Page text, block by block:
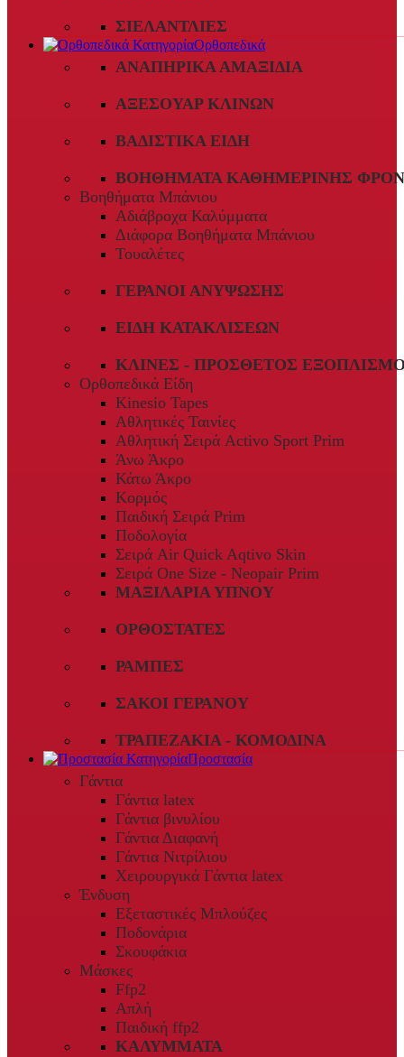
ΣΙΕΛΑΝΤΛΊΕΣ
Ορθοπεδικά
ΑΝΑΠΗΡΙΚΆ ΑΜΑΞΊΔΙΑ
ΑΞΕΣΟΥΆΡ ΚΛΙΝΏΝ
ΒΑΔΙΣΤΙΚΆ ΕΊΔΗ
ΒΟΗΘΉΜΑΤΑ ΚΑΘΗΜΕΡΙΝΉΣ
Βοηθήματα Μπάνιου
Αδιάβροχα Καλύμματα
Διάφορα Βοηθήματα Μπάνιου
Τουαλέτες
ΓΕΡΑΝΟΊ ΑΝΎΨΩΣΗΣ
ΕΊΔΗ ΚΑΤΑΚΛΊΣΕΩΝ
ΚΛΊΝΕΣ - ΠΡΌΣΘΕΤΟΣ
Ορθοπεδικά Είδη
Kinesio Tapes
Αθλητικές Ταινίες
Αθλητική Σειρά Activo Sport Prim
Άνω Άκρο
Κάτω Άκρο
Κορμός
Παιδική Σειρά Prim
Ποδολογία
Σειρά Air Quick Aqtivo Skin
Σειρά One Size - Neopair Prim
ΜΑΞΙΛΆΡΙΑ ΎΠΝΟΥ
ΟΡΘΟΣΤΆΤΕΣ
ΡΆΜΠΕΣ
ΣΆΚΟΙ ΓΕΡΑΝΟΎ
ΤΡΑΠΕΖΆΚΙΑ - ΚΟΜΟΔΊΝΑ
Προστασία
Γάντια
Γάντια latex
Γάντια βινυλίου
Γάντια Διαφανή
Γάντια Νιτρίλιου
Χειρουργικά Γάντια latex
Ένδυση
Εξεταστικές Μπλούζες
Ποδονάρια
Σκουφάκια
Μάσκες
Ffp2
Απλή
Παιδική ffp2
ΚΑΛΎΜΜΑΤΑ